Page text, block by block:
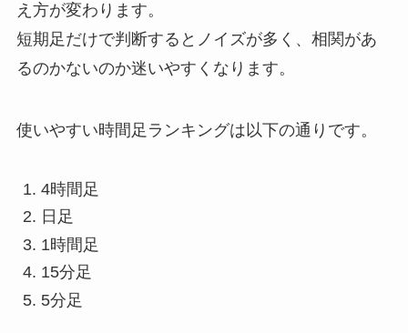
え方が変わります。
短期足だけで判断するとノイズが多く、相関があ
るのかないのか迷いやすくなります。
使いやすい時間足ランキングは以下の通りです。
4時間足
日足
1時間足
15分足
5分足